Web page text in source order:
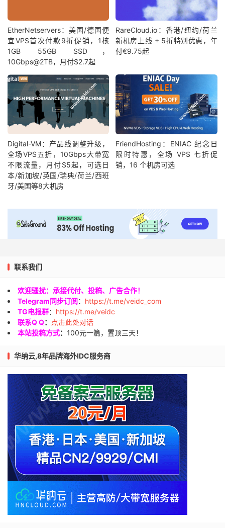
EtherNetservers：美国/德国便
宜VPS首次付款9折促销，1核
1GB 55GB SSD，
10Gbps@2TB，月付$2.7起
RareCloud.io：香港/纽约/荷兰
新机房上线 + 5折特别优惠，年
付€9.75起
Digital-VM：产品线调整升级，
全场VPS五折，10Gbps大带宽
不限流量，月付$5起，可选日
本/新加坡/英国/瑞典/荷兰/西班
牙/美国等8大机房
FriendHosting：ENIAC 纪念日
限时特惠，全场 VPS 七折促
销，16 个机房可选
联系我们
欢迎骚扰：承接代付、投稿、广告合作！
Telegram同步订阅： https://t.me/veidc_com
TG电报群： https://t.me/veidc
联系Q Q： 点击此处对话
本站投稿方式： 100元一篇，置顶三天！
华纳云,8年品牌海外IDC服务商